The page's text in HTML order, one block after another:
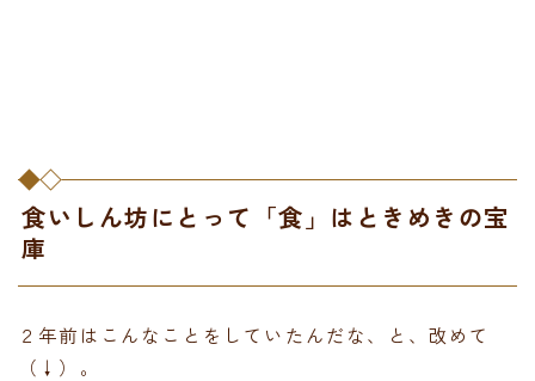
食いしん坊にとって「食」はときめきの宝
庫
２年前はこんなことをしていたんだな、と、改めて
（↓）。